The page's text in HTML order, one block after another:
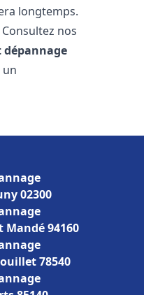
longtemps.
nos
un
02300
94160
78540